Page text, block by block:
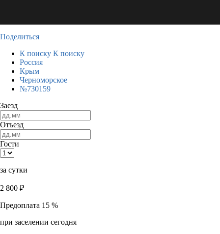
Поделиться
К поиску К поиску
Россия
Крым
Черноморское
№730159
Заезд
Отъезд
Гости
за сутки
2 800 ₽
Предоплата 15 %
при заселении сегодня